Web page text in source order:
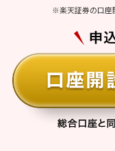
※楽天証券の口座